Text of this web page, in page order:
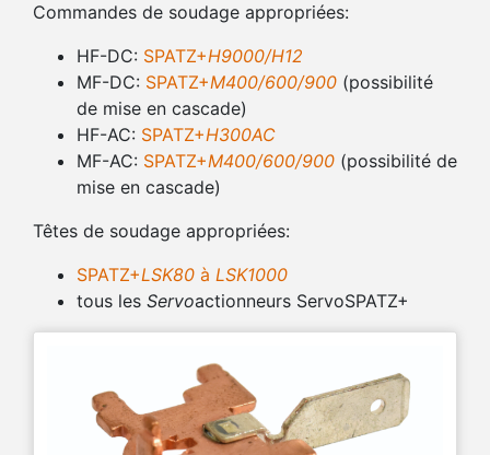
Commandes de soudage appropriées:
HF-DC: SPATZ+H9000/H12
MF-DC: SPATZ+M400/600/900 (possibilité
de mise en cascade)
HF-AC: SPATZ+H300AC
MF-AC: SPATZ+M400/600/900 (possibilité de
mise en cascade)
Têtes de soudage appropriées:
SPATZ+LSK80 à LSK1000
tous les Servoactionneurs ServoSPATZ+